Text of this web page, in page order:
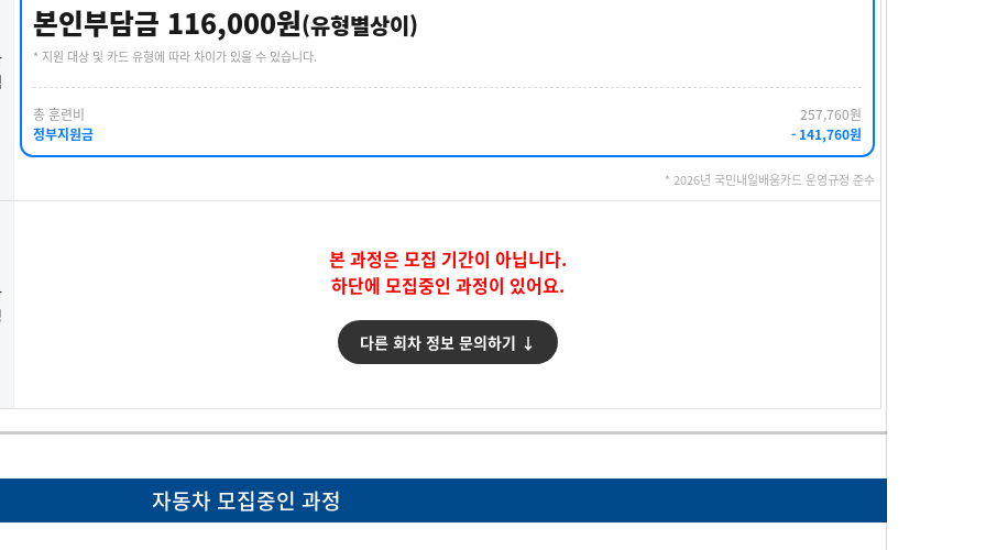
본인부담금 116,000원(유형별상이)
* 지원 대상 및 카드 유형에 따라 차이가 있을 수 있습니다.
총 훈련비
257,760원
정부지원금
- 141,760원
* 2026년 국민내일배움카드 운영규정 준수
본 과정은 모집 기간이 아닙니다.
하단에 모집중인 과정이 있어요.
다른 회차 정보 문의하기 ↓
자동차 모집중인 과정